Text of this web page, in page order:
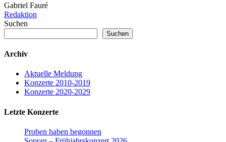
Gabriel Fauré
Redaktion
Suchen
Suchen
Archiv
Aktuelle Meldung
Konzerte 2010-2019
Konzerte 2020-2029
Letzte Konzerte
Proben haben begonnen